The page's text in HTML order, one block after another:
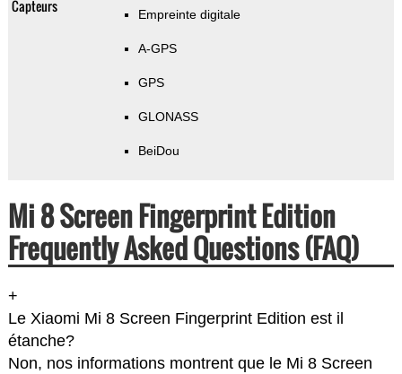
Capteurs Empreinte digitale
A-GPS
GPS
GLONASS
BeiDou
Mi 8 Screen Fingerprint Edition
Frequently Asked Questions (FAQ)
+
Le Xiaomi Mi 8 Screen Fingerprint Edition est il
étanche?
Non, nos informations montrent que le Mi 8 Screen